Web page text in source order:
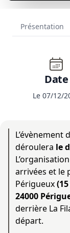
Date
Le 07/12/
L’évènement
déroulera le
arrivées et le
Périgueux
24000
derrière La
départ.